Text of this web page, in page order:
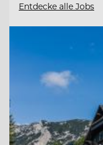
Entdecke alle Jobs